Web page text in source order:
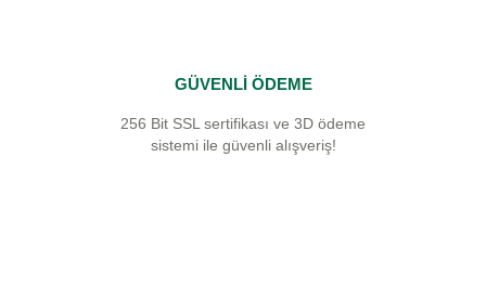
GÜVENLİ ÖDEME
256 Bit SSL sertifikası ve 3D ödeme
sistemi ile güvenli alışveriş!